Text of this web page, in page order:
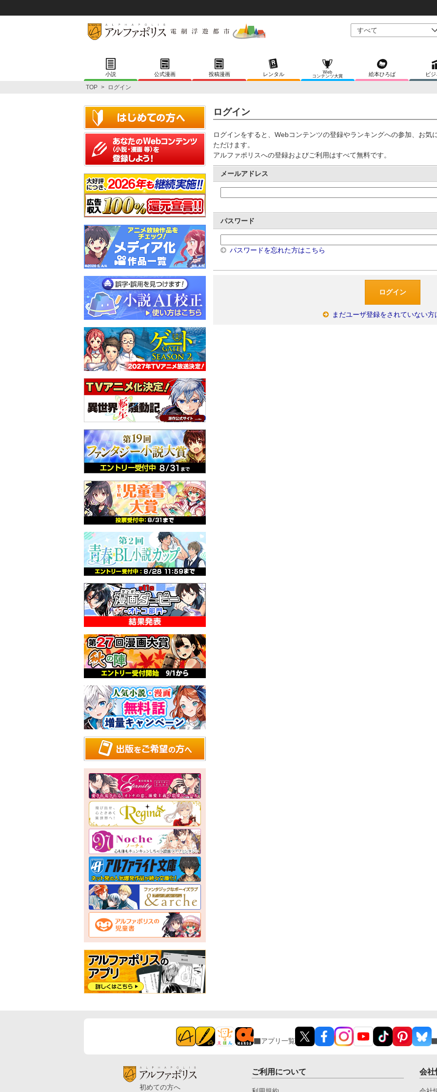
小説 公式漫画 投稿漫画 レンタル
Web
コンテンツ大賞
絵本ひろば ビ
TOP > ログイン
ログイン
ログインをすると、Webコンテンツの登録やランキングへの参加、お気
ただけます。
アルファポリスへの登録およびご利用はすべて無料です。
メールアドレス
パスワード
パスワードを忘れた方はこちら
まだユーザ登録をされていない方
アプリ一覧
初めての方へ
ご利用について 会社